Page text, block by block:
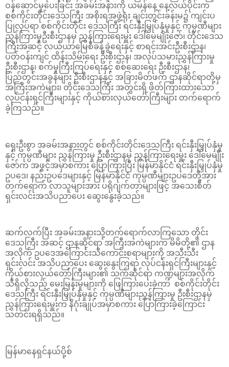
ဝန်ဆောင်မှုပေးခြင်း အခမ်းအနားကို ယမန်နေ့ နေ့လယ်ပိုင်းက
စစ်ကိုင်းတိုင်းဒေသကြီး အစိုးရအဖွဲ့ရုံး ချင်းတွင်းခန်းမ၌ ကျင်းပ
ပြုလုပ်ရာ စစ်ကိုင်းတိုင်း ဒေသကြီး ရင်းနှီးမြှုပ်နှံမှုနှင့် ကုမ္ပဏီများ
ညွှန်ကြားမှုဦးစီးဌာနမှ ညွှန်ကြားရေးမှူး ဒေါ်မေမျိုးဇော်၊ တိုင်းဒေသ
ကြီးအဆင့် လယ်ယာမြေစီခန့်ခွဲရေးနှင့် စာရင်းအင်းဦးစီးဌာန၊
ပတ်ဝန်းကျင် ထိန်းသိမ်းရေး ဦးစီးဌာန၊ အလုပ်သမားညွှန်ကြားမှု
ဦးစီးဌာန၊ စက်မှုကြီးကြပ်ရေးနှင့် စစ်ဆေးရေး ဦးစီးဌာန၊
ပြည်တွင်းအခွန်များ ဦးစီးဌာနနှင့် အခြားမိတ်ဖက် ဌာနဆိုင်ရာတို့မှ
အကြီးအကဲများ၊ တိုင်းဒေသကြီး အတွင်းရှိ ဖိတ်ကြားထားသော
လုပ်ငန်းရှင်ကြီးများနှင့် ကိုယ်စားလှယ်တော်ကြီးများ တက်ရောက်
ခဲ့ကြသည်။
ရှေးဦးစွာ အခမ်းအနားတွင် စစ်ကိုင်းတိုင်းဒေသကြီး ရင်းနှီးမြှုပ်နှံမှု
နှင့် ကုမ္ပဏီများ ညွှန်ကြားမှု ဦးစီးဌာနမှ ညွှန်ကြားရေးမှူး ဒေါ်မေမျိုး
ဇော်က အဖွင့်အမှာစကား ပြောကြားပြီး မြန်မာနိုင်ငံ ရင်းနှီးမြှုပ်နှံမှု
ဥပဒေ၊ နည်းဥပဒေများနှင့် မြန်မာနိုင်ငံ ကုမ္ပဏီများဥပဒေတို့အား
တက်ရောက် လာသူများအား ပရိုဂျက်တာများဖြင့် အသေးစိတ်
ရှင်းလင်းအသိပညာပေး ဆွေးနွေးခဲ့သည်။
ဆက်လက်ပြီး အခမ်းအနားသို့တက်ရောက်လာကြသော တိုင်း
ဒေသကြီး အဆင့် ဌာနဆိုင်ရာ အကြီးအကဲများက မိမိတို့၏ ဌာန
အလိုက် ဥပဒေအကြောင်းသိကောင်းစရာများကို အသီးသီး
ရှင်းလင်း အသိပညာပေး ဆွေးနွေးကြရာ လုပ်ငန်းရှင်ကြီးများနှင့်
ကိုယ်စားလှယ်တော်ကြီးများ၏ သက်ဆိုင်ရာ ကဏ္ဍများအလိုက်
သိရှိလိုသည့် မေးမြန်းမှုများကို ဖြေကြားပေးခဲ့ကာ စစ်ကိုင်းတိုင်း
ဒေသကြီး ရင်းနှီးမြှုပ်နှံမှုနှင့် ကုမ္ပဏီများညွှန်ကြားမှု ဦးစီးဌာနမှ
ညွှန်ကြားရေးမှူးက နိဂုံးချုပ်အမှာစကား ပြောကြားခဲ့ကြောင်း
သတင်းရရှိသည်။
မြန်မာနေရှင်နယ်ပို့စ်